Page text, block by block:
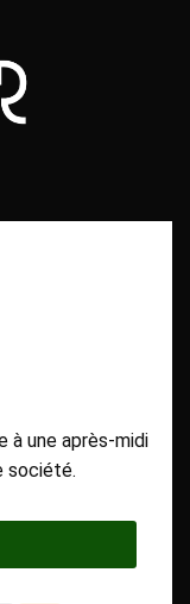
à une après-midi
société.